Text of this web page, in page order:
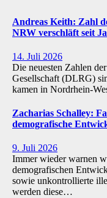
Andreas Keith: Zahl
NRW verschläft seit
14. Juli 2026
Die neuesten Zahlen
Gesellschaft (DLRG)
kamen in Nordrhein-
Zacharias Schalley:
demografische
9. Juli 2026
Immer wieder warnen
demografischen
sowie unkontrollierte
werden diese…